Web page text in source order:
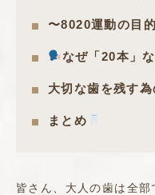
〜8020運動の目
なぜ「20本」
大切な歯を残す為
まとめ
皆さん、大人の歯は全